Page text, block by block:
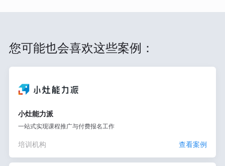
您可能也会喜欢这些案例：
小灶能力派
一站式实现课程推广与付费报名工作
培训机构 查看案例